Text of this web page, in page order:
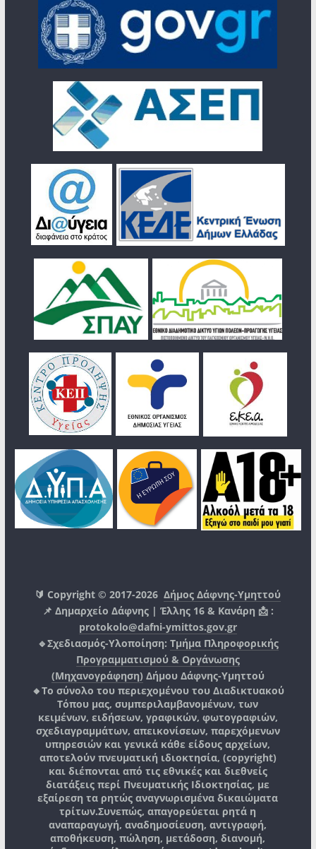
🔰 Copyright © 2017-2026Δήμος Δάφνης-Υμηττού
📌 Δημαρχείο Δάφνης | Έλλης 16 & Κανάρη 📩 :
protokolo@dafni-ymittos.gov.gr
🔹Σχεδιασμός-Υλοποίηση: Τμήμα Πληροφορικής
Προγραμματισμού & Οργάνωσης
(Μηχανογράφηση) Δήμου Δάφνης-Υμηττού
🔸Το σύνολο του περιεχομένου του Διαδικτυακού
Τόπου μας, συμπεριλαμβανομένων, των
κειμένων, ειδήσεων, γραφικών, φωτογραφιών,
σχεδιαγραμμάτων, απεικονίσεων, παρεχόμενων
υπηρεσιών και γενικά κάθε είδους αρχείων,
αποτελούν πνευματική ιδιοκτησία, (copyright)
και διέπονται από τις εθνικές και διεθνείς
διατάξεις περί Πνευματικής Ιδιοκτησίας, με
εξαίρεση τα ρητώς αναγνωρισμένα δικαιώματα
τρίτων.Συνεπώς, απαγορεύεται ρητά η
αναπαραγωγή, αναδημοσίευση, αντιγραφή,
αποθήκευση, πώληση, μετάδοση, διανομή,